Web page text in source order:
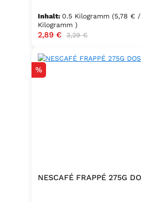
Inhalt: 0.5 Kilogramm (5,78 € /
Kilogramm )
Verkaufspreis:
2,89 € Regulärer Preis:
3,29 €
Rabatt
%
NESCAFÉ FRAPPÉ 275G